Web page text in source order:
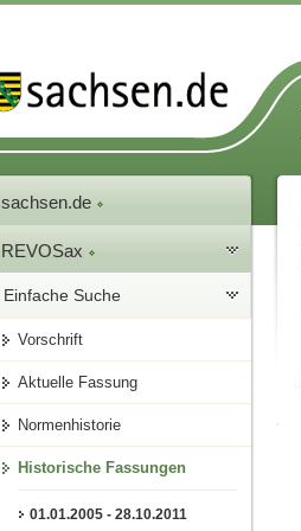
sachsen.de
REVOSax
Einfache Suche
Vorschrift
Aktuelle Fassung
Normenhistorie
Historische Fassungen
01.01.2005 - 28.10.2011